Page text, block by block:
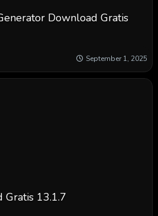
Download Gratis
September 1, 2025
Gratis 13.1.7